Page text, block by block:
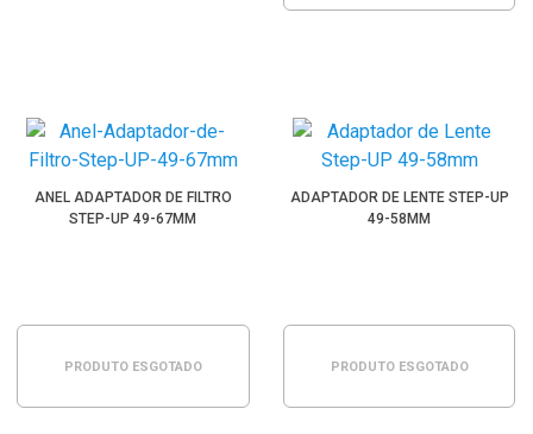
ANEL ADAPTADOR DE FILTRO
STEP-UP 49-67MM
PRODUTO ESGOTADO
ADAPTADOR DE LENTE STEP-UP
49-58MM
PRODUTO ESGOTADO